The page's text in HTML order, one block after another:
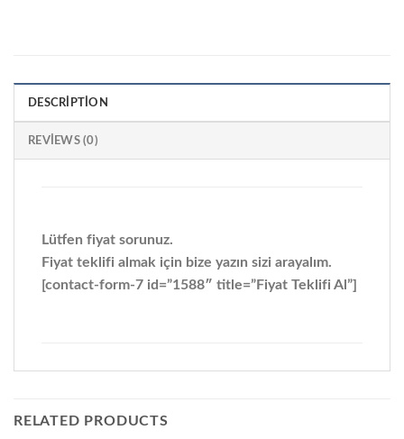
DESCRIPTION
REVIEWS (0)
Lütfen fiyat sorunuz.
Fiyat teklifi almak için bize yazın sizi arayalım.
[contact-form-7 id=”1588″ title=”Fiyat Teklifi Al”]
RELATED PRODUCTS